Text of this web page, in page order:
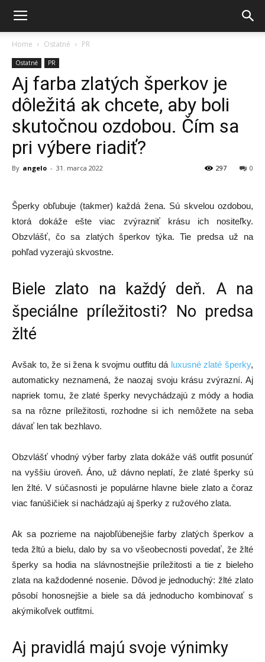
Home Ostatné PR
Ostatné PR
Aj farba zlatých šperkov je
dôležitá ak chcete, aby boli
skutočnou ozdobou. Čím sa
pri výbere riadiť?
By angelo - 31. marca 2022 0
297
Šperky obľubuje (takmer) každá žena. Sú skvelou ozdobou,
ktorá dokáže ešte viac zvýrazniť krásu ich nositeľky.
Obzvlášť, čo sa zlatých šperkov týka. Tie predsa už na
pohľad vyzerajú skvostne.
Biele zlato na každý deň. A na
špeciálne príležitosti? No predsa
žlté
Avšak to, že si žena k svojmu outfitu dá luxusné zlaté šperky,
automaticky neznamená, že naozaj svoju krásu zvýrazní. Aj
napriek tomu, že zlaté šperky nevychádzajú z módy a hodia
sa na rôzne príležitosti, rozhodne si ich nemôžete na seba
dávať len tak bezhlavo.
Obzvlášť vhodný výber farby zlata dokáže váš outfit posunúť
na vyššiu úroveň. Áno, už dávno neplatí, že zlaté šperky sú
len žlté. V súčasnosti je populárne hlavne biele zlato a čoraz
viac fanúšičiek si nachádzajú aj šperky z ružového zlata.
Ak sa pozrieme na najobľúbenejšie farby zlatých šperkov a
teda žltú a bielu, dalo by sa vo všeobecnosti povedať, že žlté
šperky sa hodia na slávnostnejšie príležitosti a tie z bieleho
zlata na každodenné nosenie. Dôvod je jednoduchý: žlté zlato
pôsobí honosnejšie a biele sa dá jednoducho kombinovať s
akýmikoľvek outfitmi.
Aj pravidlá majú svoje výnimky